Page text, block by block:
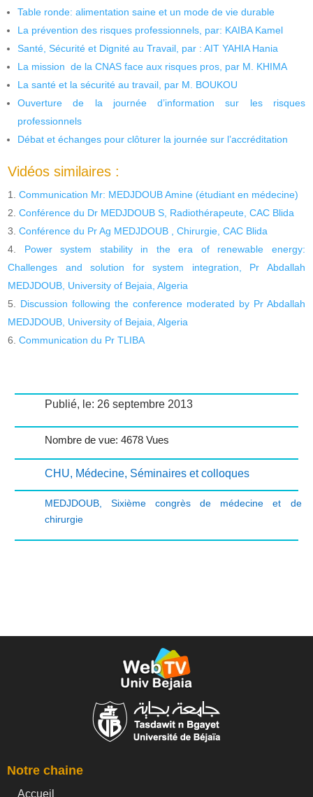
Table ronde: alimentation saine et un mode de vie durable
La prévention des risques professionnels, par: KAIBA Kamel
Santé, Sécurité et Dignité au Travail, par : AIT YAHIA Hania
La mission de la CNAS face aux risques pros, par M. KHIMA
La santé et la sécurité au travail, par M. BOUKOU
Ouverture de la journée d’information sur les risques
professionnels
Débat et échanges pour clôturer la journée sur l’accréditation
Vidéos similaires :
Communication Mr: MEDJDOUB Amine (étudiant en médecine)
Conférence du Dr MEDJDOUB S, Radiothérapeute, CAC Blida
Conférence du Pr Ag MEDJDOUB , Chirurgie, CAC Blida
Power system stability in the era of renewable energy:
Challenges and solution for system integration, Pr Abdallah
MEDJDOUB, University of Bejaia, Algeria
Discussion following the conference moderated by Pr Abdallah
MEDJDOUB, University of Bejaia, Algeria
Communication du Pr TLIBA
Publié, le: 26 septembre 2013
Nombre de vue: 4678 Vues
CHU, Médecine, Séminaires et colloques
MEDJDOUB, Sixième congrès de médecine et de
chirurgie
Notre chaine
Accueil